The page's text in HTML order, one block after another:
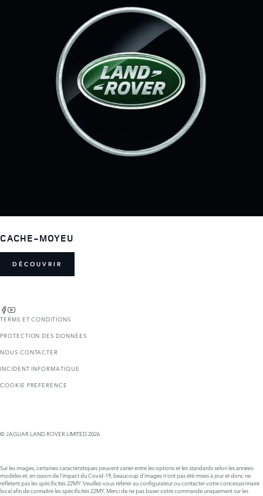
CACHE-MOYEU
DÉCOUVRIR
TERMS ET CONDITIONS
PROTECTION DES DONNÉES
NOUS CONTACTER
INCIDENT INFORMATIQUE
COOKIE PREFERENCE
© JAGUAR LAND ROVER LIMITED 2026
Sur les images, certaines caractéristiques peuvent varier entre les options et les standards selon les années-
modèles et, en raison de l'impact du Covid-19, beaucoup d’images n'ont pas été mises à jour et donc ne
reflètent pas les spécificités 22MY. Veuillez-vous référer au configurateur ou contacter votre concessionnaire
local afin de connaître les spécificités 22MY. Merci de ne pas baser votre commande uniquement sur les